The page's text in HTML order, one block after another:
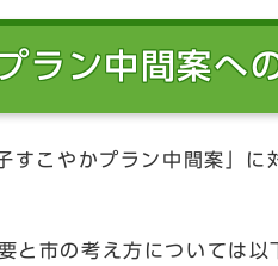
ラン中間案へ
こやかプラン中間案」に
と市の考え方については以